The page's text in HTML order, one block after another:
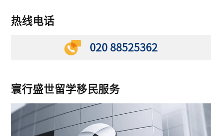
热线电话
020 88525362
寰行盛世留学移民服务